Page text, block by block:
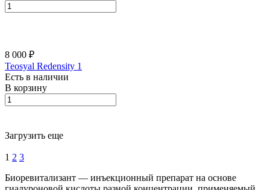
8 000 ₽
Teosyal Redensity 1
Есть в наличии
В корзину
Загрузить еще
1 2 3
Биоревитализант — инъекционный препарат на основе